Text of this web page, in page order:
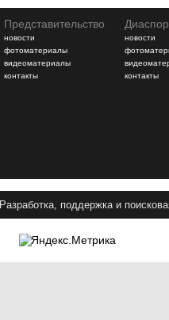
Представительство
новости
фотоматериалы
видеоматериалы
контакты
новости
контакты
Разработка, поддержка и